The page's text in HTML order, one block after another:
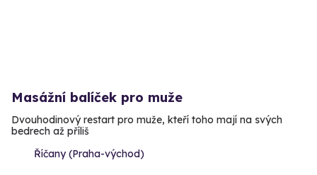
Masážní balíček pro muže
Dvouhodinový restart pro muže, kteří toho mají na svých
bedrech až příliš
Říčany (Praha-východ)